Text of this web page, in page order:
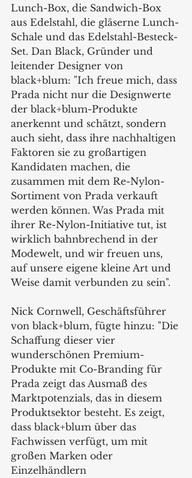
Lunch-Box, die Sandwich-Box
aus Edelstahl, die gläserne Lunch-
Schale und das Edelstahl-Besteck-
Set. Dan Black, Gründer und
leitender Designer von
black+blum: "Ich freue mich, dass
Prada nicht nur die Designwerte
der black+blum-Produkte
anerkennt und schätzt, sondern
auch sieht, dass ihre nachhaltigen
Faktoren sie zu großartigen
Kandidaten machen, die
zusammen mit dem Re-Nylon-
Sortiment von Prada verkauft
werden können. Was Prada mit
ihrer Re-Nylon-Initiative tut, ist
wirklich bahnbrechend in der
Modewelt, und wir freuen uns,
auf unsere eigene kleine Art und
Weise damit verbunden zu sein".
Nick Cornwell, Geschäftsführer
von black+blum, fügte hinzu: "Die
Schaffung dieser vier
wunderschönen Premium-
Produkte mit Co-Branding für
Prada zeigt das Ausmaß des
Marktpotenzials, das in diesem
Produktsektor besteht. Es zeigt,
dass black+blum über das
Fachwissen verfügt, um mit
großen Marken oder
Einzelhändlern